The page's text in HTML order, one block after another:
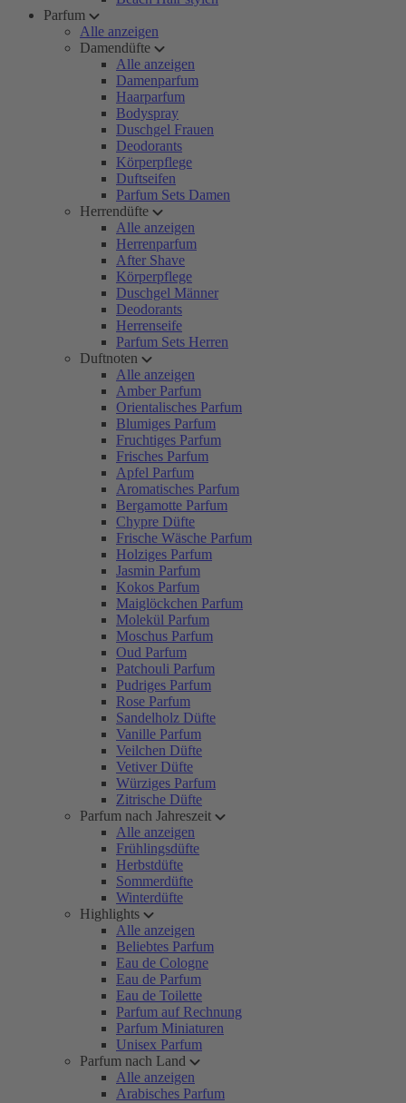
Parfum
Alle anzeigen
Damendüfte
Alle anzeigen
Damenparfum
Haarparfum
Bodyspray
Duschgel Frauen
Deodorants
Körperpflege
Duftseifen
Parfum Sets Damen
Herrendüfte
Alle anzeigen
Herrenparfum
After Shave
Körperpflege
Duschgel Männer
Deodorants
Herrenseife
Parfum Sets Herren
Duftnoten
Alle anzeigen
Amber Parfum
Orientalisches Parfum
Blumiges Parfum
Fruchtiges Parfum
Frisches Parfum
Apfel Parfum
Aromatisches Parfum
Bergamotte Parfum
Chypre Düfte
Frische Wäsche Parfum
Holziges Parfum
Jasmin Parfum
Kokos Parfum
Maiglöckchen Parfum
Molekül Parfum
Moschus Parfum
Oud Parfum
Patchouli Parfum
Pudriges Parfum
Rose Parfum
Sandelholz Düfte
Vanille Parfum
Veilchen Düfte
Vetiver Düfte
Würziges Parfum
Zitrische Düfte
Parfum nach Jahreszeit
Alle anzeigen
Frühlingsdüfte
Herbstdüfte
Sommerdüfte
Winterdüfte
Highlights
Alle anzeigen
Beliebtes Parfum
Eau de Cologne
Eau de Parfum
Eau de Toilette
Parfum auf Rechnung
Parfum Miniaturen
Unisex Parfum
Parfum nach Land
Alle anzeigen
Arabisches Parfum